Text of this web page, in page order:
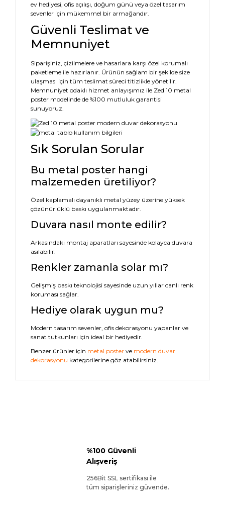
ev hediyesi, ofis açılışı, doğum günü veya özel tasarım
sevenler için mükemmel bir armağandır.
Güvenli Teslimat ve
Memnuniyet
Siparişiniz, çizilmelere ve hasarlara karşı özel korumalı
paketleme ile hazırlanır. Ürünün sağlam bir şekilde size
ulaşması için tüm teslimat süreci titizlikle yönetilir.
Memnuniyet odaklı hizmet anlayışımız ile Zed 10 metal
poster modelinde de %100 mutluluk garantisi
sunuyoruz.
Sık Sorulan Sorular
Bu metal poster hangi
malzemeden üretiliyor?
Özel kaplamalı dayanıklı metal yüzey üzerine yüksek
çözünürlüklü baskı uygulanmaktadır.
Duvara nasıl monte edilir?
Arkasındaki montaj aparatları sayesinde kolayca duvara
asılabilir.
Renkler zamanla solar mı?
Gelişmiş baskı teknolojisi sayesinde uzun yıllar canlı renk
koruması sağlar.
Hediye olarak uygun mu?
Modern tasarım sevenler, ofis dekorasyonu yapanlar ve
sanat tutkunları için ideal bir hediyedir.
Benzer ürünler için metal poster ve modern duvar
dekorasyonu kategorilerine göz atabilirsiniz.
%100 Güvenli
Alışveriş
256Bit SSL sertifikası ile
tüm siparişleriniz güvende.